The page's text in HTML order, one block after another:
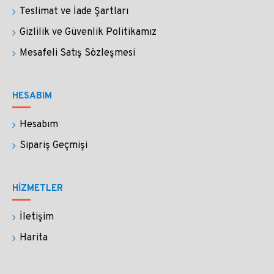
Siparişin size ulaşmasının ardından 14 gün içine
siparişinizi iade edebilir ya da değişim
isteyebilirsiniz.
ulaştığı gibi eksiksiz paketleyip göndermenizi
bekleriz.
Kişiselleştirilmiş ürünlerde iade kabul etmiyoruz.
Kristal camdan yaptığımız Penart Cam Kalemlerin
ışıltısını sayfalarınızda hissedeceksiniz.
Teslimat ve İade Şartları
Gizlilik ve Güvenlik Politikamız
Mesafeli Satış Sözleşmesi
HESABIM
Hesabım
Sipariş Geçmişi
HİZMETLER
İletişim
Harita